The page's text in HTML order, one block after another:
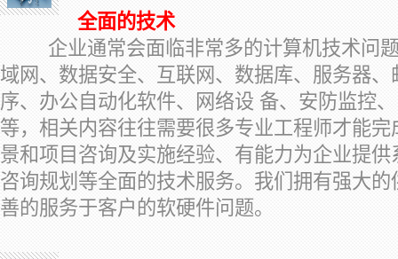
全面的技术
企业通常会面临非常多的计算机技术问题
域网、数据安全、互联网、数据库、服务器
序、办公自动化软件、网络设 备、安防监控
等，相关内容往往需要很多专业工程师才能
景和项目咨询及实施经验、有能力为企业提
咨询规划等全面的技术服务。我们拥有强大
善的服务于客户的软硬件问题。